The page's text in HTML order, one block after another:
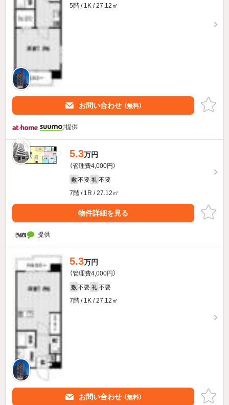
5階 / 1K / 27.12㎡
お問い合わせ （無料）
提供
5.3万円
（管理費4,000円）
敷 不要 礼 不要
7階 / 1R / 27.12㎡
物件詳細を見る
提供
5.3万円
（管理費4,000円）
敷 不要 礼 不要
7階 / 1K / 27.12㎡
お問い合わせ （無料）